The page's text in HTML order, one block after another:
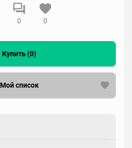
0 0
Купить (0)
Мой список